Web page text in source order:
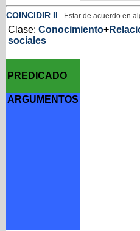
COINCIDIR II - Estar de acuerdo en
Clase: Conocimiento+
sociales
PREDICADO
ARGUMENTOS